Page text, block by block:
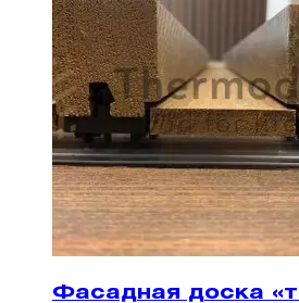
Фасадная доска